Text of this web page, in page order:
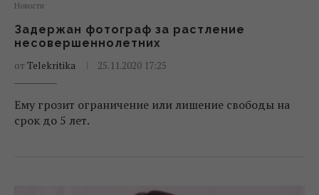
Новости
Задержан фотограф за растление
несовершеннолетних
от Telekritika 25.11.2020 17:25
Ему грозит ограничение или лишение свободы на
срок до 5 лет.